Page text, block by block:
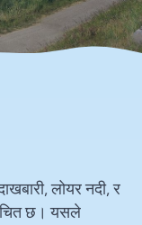
लोयर नदी, र
छ। यसले